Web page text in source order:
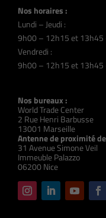
Nos horaires :
Lundi – Jeudi :
9h00 – 12h15 et
Vendredi :
9h00 – 12h15 et
Nos bureaux :
World Trade Center
2 Rue Henri Barbusse
13001 Marseille
Antenne de proximité
31 Avenue Simone Veil
Immeuble Palazzo
06200 Nice